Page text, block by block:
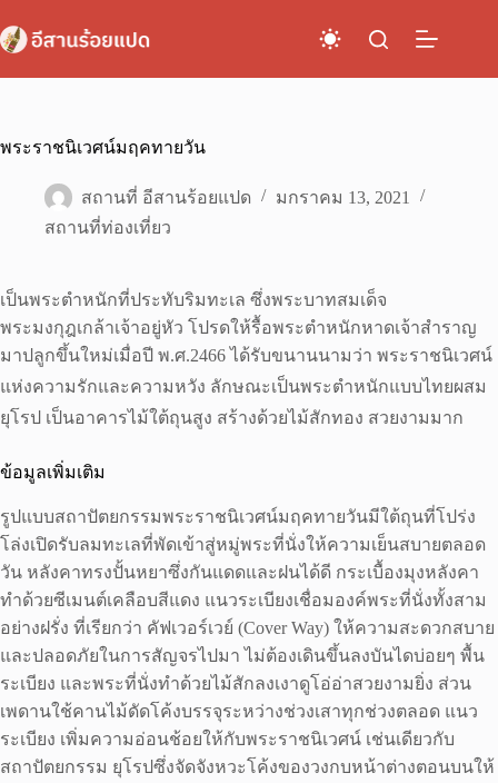
to
content
พระราชนิเวศน์มฤคทายวัน
สถานที่ อีสานร้อยแปด
มกราคม 13, 2021
สถานที่ท่องเที่ยว
เป็นพระตำหนักที่ประทับริมทะเล ซึ่งพระบาทสมเด็จ
พระมงกุฎเกล้าเจ้าอยู่หัว โปรดให้รื้อพระตำหนักหาดเจ้าสำราญ
มาปลูกขึ้นใหม่เมื่อปี พ.ศ.2466 ได้รับขนานนามว่า พระราชนิเวศน์
แห่งความรักและความหวัง ลักษณะเป็นพระตำหนักแบบไทยผสม
ยุโรป เป็นอาคารไม้ใต้ถุนสูง สร้างด้วยไม้สักทอง สวยงามมาก
ข้อมูลเพิ่มเติม
รูปแบบสถาปัตยกรรมพระราชนิเวศน์มฤคทายวันมีใต้ถุนที่โปร่ง
โล่งเปิดรับลมทะเลที่พัดเข้าสู่หมู่พระที่นั่งให้ความเย็นสบายตลอด
วัน หลังคาทรงปั้นหยาซึ่งกันแดดและฝนได้ดี กระเบื้องมุงหลังคา
ทำด้วยซีเมนต์เคลือบสีแดง แนวระเบียงเชื่อมองค์พระที่นั่งทั้งสาม
อย่างฝรั่ง ที่เรียกว่า คัฟเวอร์เวย์ (Cover Way) ให้ความสะดวกสบาย
และปลอดภัยในการสัญจรไปมา ไม่ต้องเดินขึ้นลงบันไดบ่อยๆ พื้น
ระเบียง และพระที่นั่งทำด้วยไม้สักลงเงาดูโอ่อ่าสวยงามยิ่ง ส่วน
เพดานใช้คานไม้ดัดโค้งบรรจุระหว่างช่วงเสาทุกช่วงตลอด แนว
ระเบียง เพิ่มความอ่อนช้อยให้กับพระราชนิเวศน์ เช่นเดียวกับ
สถาปัตยกรรม ยุโรปซึ่งจัดจังหวะโค้งของวงกบหน้าต่างตอนบนให้